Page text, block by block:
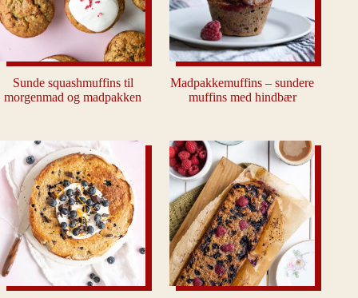
Sunde squashmuffins til
morgenmad og madpakken
Madpakkemuffins – sundere
muffins med hindbær